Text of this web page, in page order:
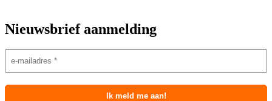
Nieuwsbrief aanmelding